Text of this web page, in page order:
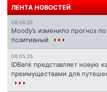
ЛЕНТА НОВОСТЕЙ
08.06.26
Moody’s изменило прогноз
позитивный
08.05.26
IDBank представляет новую
преимуществами для